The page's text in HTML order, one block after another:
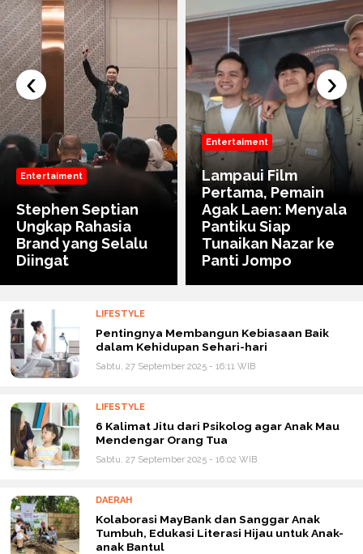
Entertaiment
Stephen Septian
Ungkap Rahasia
Brand yang Selalu
Diingat
Entertaiment
Lampaui Film
Pertama, Pemain
Agak Laen: Menyala
Pantiku Siap
Tunaikan Nazar ke
Panti Jompo
‹ ›
LIFESTYLE
Pentingnya Membangun Kebiasaan Baik
dalam Kehidupan Sehari-hari
Sabtu, 27 September 2025 - 16:11 WIB
LIFESTYLE
6 Kalimat Jitu dari Psikolog agar Anak Mau
Mendengar Orang Tua
Sabtu, 27 September 2025 - 16:02 WIB
DAERAH
Kolaborasi MayBank dan Sanggar Anak
Tumbuh, Edukasi Literasi Hijau untuk Anak-
anak Bantul